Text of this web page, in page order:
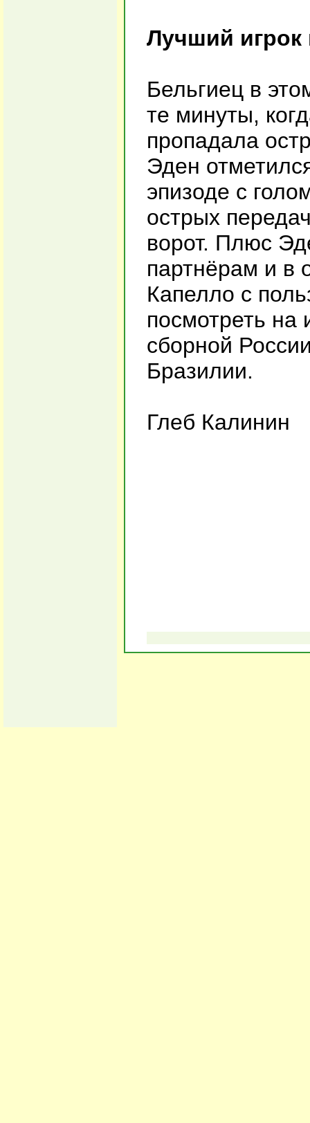
Лучший игрок
Бельгиец в
те минуты,
пропадала
Эден
эпизоде с
острых
ворот. Плюс
партнёрам и в
Капелло с
посмотреть на
сборной
Бразилии.
Глеб Калинин